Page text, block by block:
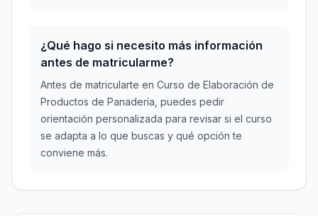
¿Qué hago si necesito más información
antes de matricularme?
Antes de matricularte en Curso de Elaboración de
Productos de Panadería, puedes pedir
orientación personalizada para revisar si el curso
se adapta a lo que buscas y qué opción te
conviene más.